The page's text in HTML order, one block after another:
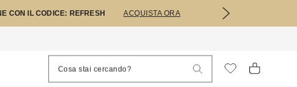
CON IL CODICE: REFRESH ACQUISTA ORA